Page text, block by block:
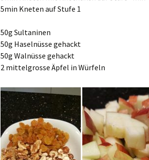
5min Kneten auf Stufe 1
50g Sultaninen
50g Haselnüsse gehackt
50g Walnüsse gehackt
2 mittelgrosse Äpfel in Würfeln